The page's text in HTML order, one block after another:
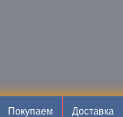
Покупаем Доставка